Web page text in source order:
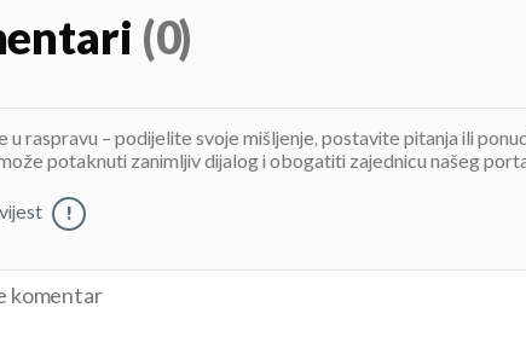
(0)
u raspravu – podijelite svoje mišljenje, postavite pitanja ili
potaknuti zanimljiv dijalog i obogatiti zajednicu našeg
!